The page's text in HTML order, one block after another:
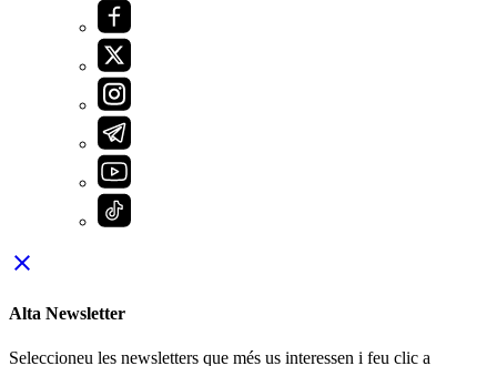
close
Alta Newsletter
Seleccioneu les newsletters que més us interessen i feu clic a